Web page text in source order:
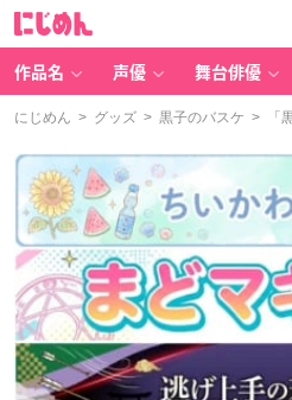
作品名 声優 舞台俳優
にじめん > グッズ > 黒子のバスケ > ​「